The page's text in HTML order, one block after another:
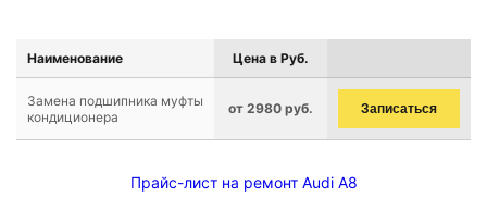
Наименование Цена в Руб.
Замена подшипника муфты
кондиционера
от 2980 руб. Записаться
Прайс-лист на ремонт Audi A8